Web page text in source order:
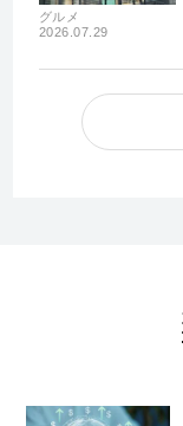
グルメ
2026.07.29